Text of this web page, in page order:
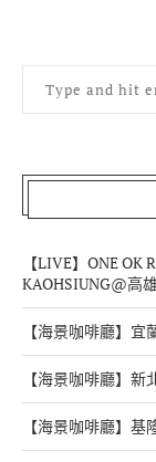
【LIVE】ONE OK
KAOHSIUNG@高
【海景咖啡廳】
【海景咖啡廳】
【海景咖啡廳】